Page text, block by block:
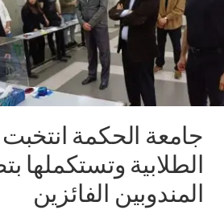
جامعة الحكمة انتخبت
الطلابية وتستكملها
المندوبين الفائزين